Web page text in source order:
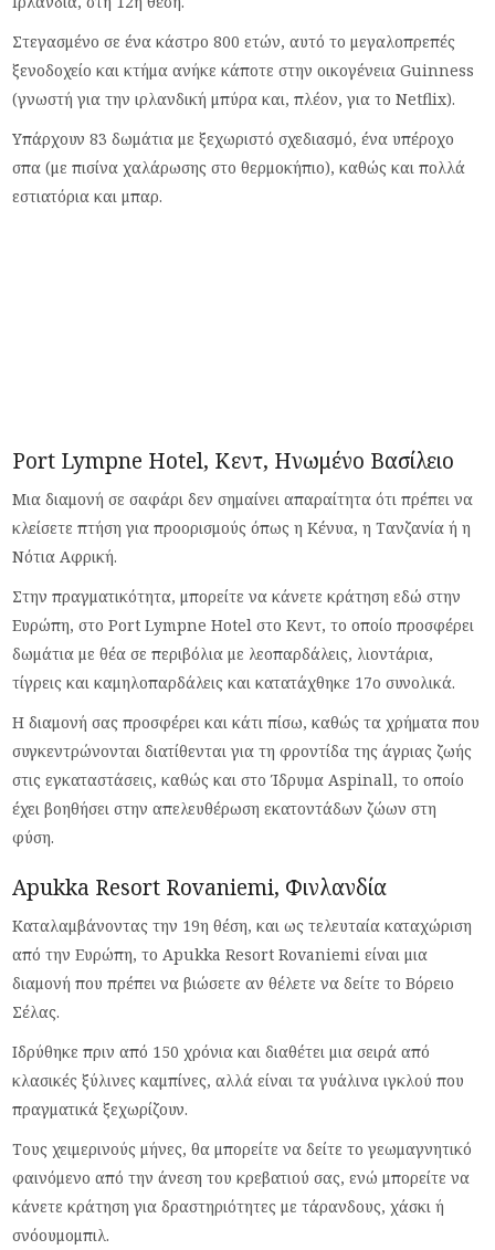
Στεγασμένο σε ένα κάστρο 800 ετών, αυτό το μεγαλοπρεπές
ξενοδοχείο και κτήμα ανήκε κάποτε στην οικογένεια Guinness
(γνωστή για την ιρλανδική μπύρα και, πλέον, για το Netflix).
Υπάρχουν 83 δωμάτια με ξεχωριστό σχεδιασμό, ένα υπέροχο
σπα (με πισίνα χαλάρωσης στο θερμοκήπιο), καθώς και πολλά
εστιατόρια και μπαρ.
Port Lympne Hotel, Κεντ, Ηνωμένο Βασίλειο
Μια διαμονή σε σαφάρι δεν σημαίνει απαραίτητα ότι πρέπει να
κλείσετε πτήση για προορισμούς όπως η Κένυα, η Τανζανία ή η
Νότια Αφρική.
Στην πραγματικότητα, μπορείτε να κάνετε κράτηση εδώ στην
Ευρώπη, στο Port Lympne Hotel στο Κεντ, το οποίο προσφέρει
δωμάτια με θέα σε περιβόλια με λεοπαρδάλεις, λιοντάρια,
τίγρεις και καμηλοπαρδάλεις και κατατάχθηκε 17ο συνολικά.
Η διαμονή σας προσφέρει και κάτι πίσω, καθώς τα χρήματα που
συγκεντρώνονται διατίθενται για τη φροντίδα της άγριας ζωής
στις εγκαταστάσεις, καθώς και στο Ίδρυμα Aspinall, το οποίο
έχει βοηθήσει στην απελευθέρωση εκατοντάδων ζώων στη
φύση.
Apukka Resort Rovaniemi, Φινλανδία
Καταλαμβάνοντας την 19η θέση, και ως τελευταία καταχώριση
από την Ευρώπη, το Apukka Resort Rovaniemi είναι μια
διαμονή που πρέπει να βιώσετε αν θέλετε να δείτε το Βόρειο
Σέλας.
Ιδρύθηκε πριν από 150 χρόνια και διαθέτει μια σειρά από
κλασικές ξύλινες καμπίνες, αλλά είναι τα γυάλινα ιγκλού που
πραγματικά ξεχωρίζουν.
Τους χειμερινούς μήνες, θα μπορείτε να δείτε το γεωμαγνητικό
φαινόμενο από την άνεση του κρεβατιού σας, ενώ μπορείτε να
κάνετε κράτηση για δραστηριότητες με τάρανδους, χάσκι ή
σνόουμομπιλ.